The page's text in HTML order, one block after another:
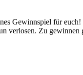
Gewinnspiel für
verlosen. Zu